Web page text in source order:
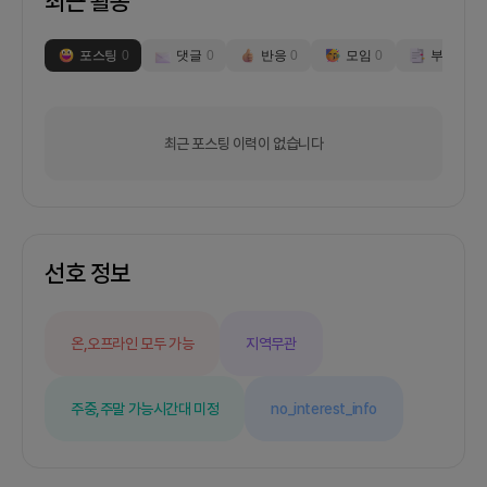
포스팅 0 댓글 0 반응 0 모임 0 부스
최근 포스팅 이력이 없습니다
선호 정보
온,오프라인 모두 가능 지역무관
주중,주말 가능시간대 미정 no_interest_info